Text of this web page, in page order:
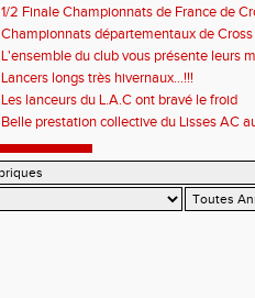
1/2 Finale Championnats de France de
MARTIN - I-F - 077
Championnats départementaux de
L'ensemble du club vous présente leurs
nouvelle année!
Lancers longs très hivernaux...!!!
Les lanceurs du L.A.C ont bravé le froid
Belle prestation collective du Lisses AC